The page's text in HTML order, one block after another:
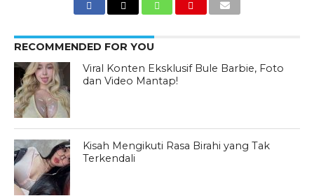
RECOMMENDED FOR YOU
Viral Konten Eksklusif Bule Barbie, Foto
dan Video Mantap!
Kisah Mengikuti Rasa Birahi yang Tak
Terkendali